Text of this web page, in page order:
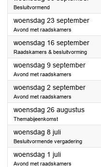
Besluitvormend
woensdag 23 september2026
Avond met raadskamers
woensdag 16 september2026
Raadskamers & besluitvorming
woensdag 9 september2026
Avond met raadskamers
woensdag 2 september2026
Avond met raadskamers
woensdag 26 augustus2026
Themabijeenkomst
woensdag 8 juli2026
Besluitvormende vergadering
woensdag 1 juli2026
Avond met raadskamers